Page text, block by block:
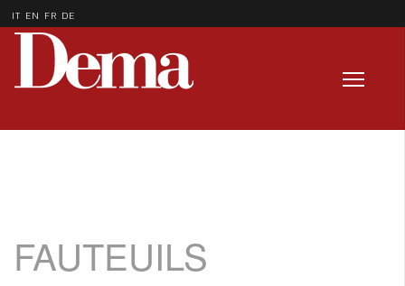
IT EN FR DE
FAUTEUILS